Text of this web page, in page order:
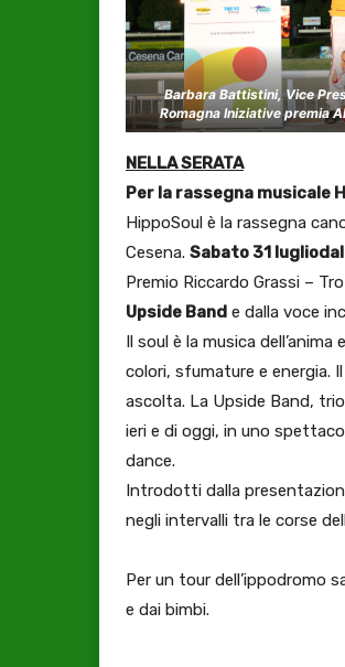
Barbara Battistini, Vice
Romagna Iniziative premia
NELLA SERATA
Per la rassegna musicale
HippoSoul è la rassegna
Cesena. Sabato 31
Premio Riccardo Grassi –
Upside Band e dalla voce
Il soul è la musica
colori, sfumature e energia.
ascolta. La Upside Band,
ieri e di oggi, in uno
dance.
Introdotti dalla
negli intervalli tra le corse
Per un tour dell’ippodromo
e dai bimbi.